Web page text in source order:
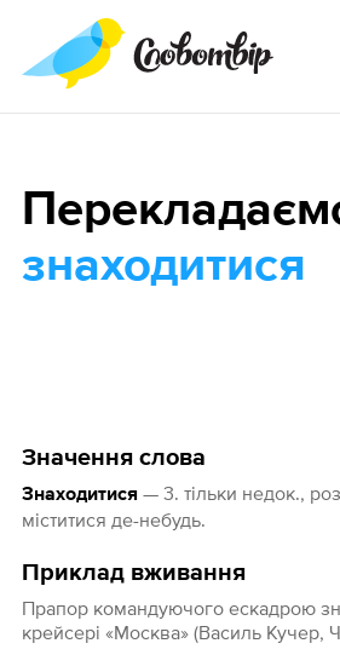
Значення слова
Знаходитися— 3. тільки недок.,
міститися де-небудь.
Приклад вживання
Прапор командуючого ескадрою
крейсері «Москва» (Василь Кучер,
знаходитися